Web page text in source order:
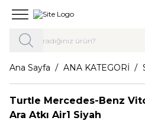
Ana Sayfa ANA KATEGORİ
Turtle Mercedes-Benz
Ara Atkı Air1 Siyah